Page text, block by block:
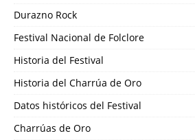
Durazno Rock
Festival Nacional de Folclore
Historia del Festival
Historia del Charrúa de Oro
Datos históricos del Festival
Charrúas de Oro